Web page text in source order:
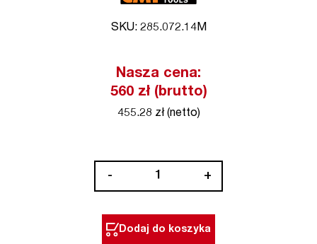
SKU: 285.072.14M
Nasza cena:
560 zł (brutto)
455.28 zł (netto)
-
do
drewna
+
Dodaj do koszyka